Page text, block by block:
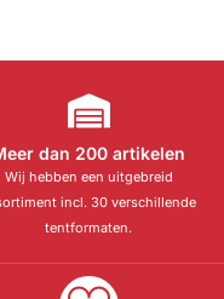
dan 200 artikelen
Wij hebben een uitgebreid
incl. 30 verschillende
tentformaten.